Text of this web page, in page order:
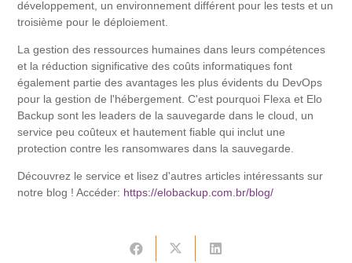
développement, un environnement différent pour les tests et un
troisième pour le déploiement.
La gestion des ressources humaines dans leurs compétences
et la réduction significative des coûts informatiques font
également partie des avantages les plus évidents du DevOps
pour la gestion de l'hébergement. C'est pourquoi Flexa et Elo
Backup sont les leaders de la sauvegarde dans le cloud, un
service peu coûteux et hautement fiable qui inclut une
protection contre les ransomwares dans la sauvegarde.
Découvrez le service et lisez d'autres articles intéressants sur
notre blog ! Accéder: https://elobackup.com.br/blog/